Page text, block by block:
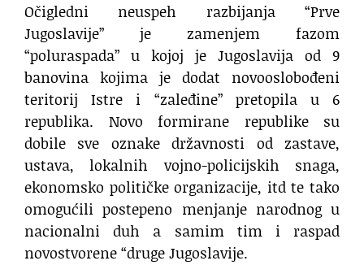
Očigledni neuspeh razbijanja “Prve
Jugoslavije” je zamenjem fazom
“poluraspada” u kojoj je Jugoslavija od 9
banovina kojima je dodat novooslobođeni
teritorij Istre i “zaleđine” pretopila u 6
republika. Novo formirane republike su
dobile sve oznake državnosti od zastave,
ustava, lokalnih vojno-policijskih snaga,
ekonomsko političke organizacije, itd te tako
omogućili postepeno menjanje narodnog u
nacionalni duh a samim tim i raspad
novostvorene “druge Jugoslavije.